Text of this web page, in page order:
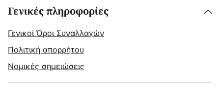
Γενικές πληροφορίες
Γενικοί Όροι Συναλλαγών
Πολιτική απορρήτου
Νομικές σημειώσεις